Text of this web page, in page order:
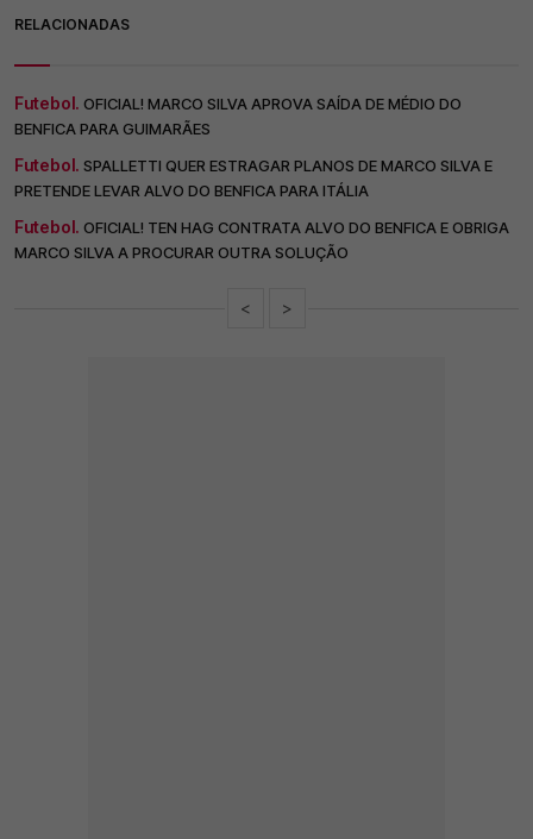
RELACIONADAS
Futebol. OFICIAL! MARCO SILVA APROVA SAÍDA DE MÉDIO DO
BENFICA PARA GUIMARÃES
Futebol. SPALLETTI QUER ESTRAGAR PLANOS DE MARCO SILVA E
PRETENDE LEVAR ALVO DO BENFICA PARA ITÁLIA
Futebol. OFICIAL! TEN HAG CONTRATA ALVO DO BENFICA E OBRIGA
MARCO SILVA A PROCURAR OUTRA SOLUÇÃO
< >